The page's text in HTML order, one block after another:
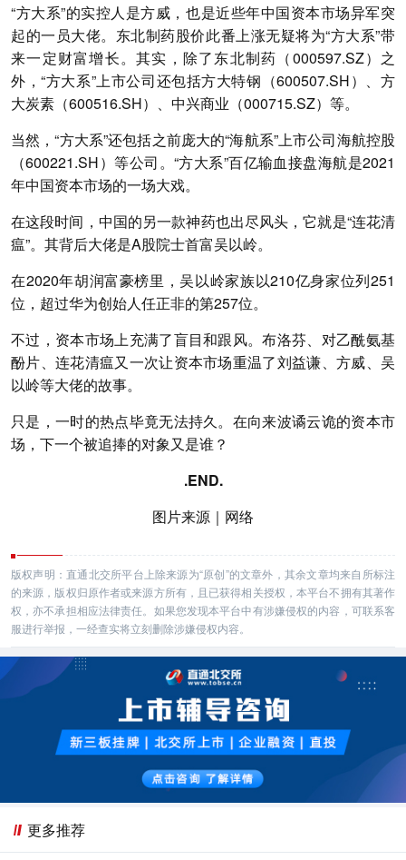
“方大系”的实控人是方威，也是近些年中国资本市场异军突
起的一员大佬。东北制药股价此番上涨无疑将为“方大系”带
来一定财富增长。其实，除了东北制药（000597.SZ）之
外，“方大系”上市公司还包括方大特钢（600507.SH）、方
大炭素（600516.SH）、中兴商业（000715.SZ）等。
当然，“方大系”还包括之前庞大的“海航系”上市公司海航控股
（600221.SH）等公司。“方大系”百亿输血接盘海航是2021
年中国资本市场的一场大戏。
在这段时间，中国的另一款神药也出尽风头，它就是“连花清
瘟”。其背后大佬是A股院士首富吴以岭。
在2020年胡润富豪榜里，吴以岭家族以210亿身家位列251
位，超过华为创始人任正非的第257位。
不过，资本市场上充满了盲目和跟风。布洛芬、对乙酰氨基
酚片、连花清瘟又一次让资本市场重温了刘益谦、方威、吴
以岭等大佬的故事。
只是，一时的热点毕竟无法持久。在向来波谲云诡的资本市
场，下一个被追捧的对象又是谁？
.END.
图片来源｜网络
版权声明：直通北交所平台上除来源为“原创”的文章外，其余文章均来自所标注
的来源，版权归原作者或来源方所有，且已获得相关授权，本平台不拥有其著作
权，亦不承担相应法律责任。如果您发现本平台中有涉嫌侵权的内容，可联系客
服进行举报，一经查实将立刻删除涉嫌侵权内容。
更多推荐